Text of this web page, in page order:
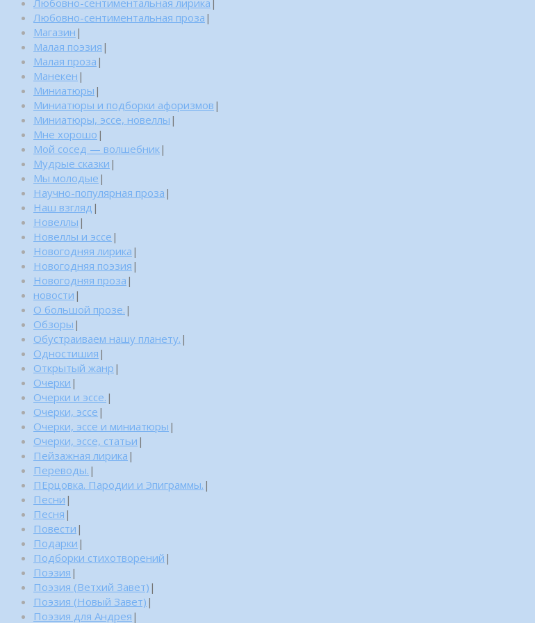
Любовно-сентиментальная проза |
Магазин |
Малая поэзия |
Малая проза |
Манекен |
Миниатюры |
Миниатюры и подборки афоризмов |
Миниатюры, эссе, новеллы |
Мне хорошо |
Мой сосед — волшебник|
Мудрые сказки |
Мы молодые |
Научно-популярная проза |
Наш взгляд |
Новеллы |
Новеллы и эссе |
Новогодняя лирика |
Новогодняя поэзия |
Новогодняя проза |
новости |
О большой прозе. |
Обзоры |
Обустраиваем нашу планету. |
Одностишия |
Открытый жанр |
Очерки |
Очерки и эссе. |
Очерки, эссе |
Очерки, эссе и миниатюры |
Очерки, эссе, статьи |
Пейзажная лирика |
Переводы. |
ПЕрцовка. Пародии и Эпиграммы. |
Песни |
Песня |
Повести |
Подарки |
Подборки стихотворений |
Поэзия |
Поэзия (Ветхий Завет) |
Поэзия (Новый Завет) |
Поэзия для Андрея |